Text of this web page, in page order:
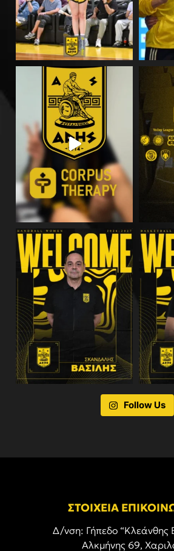
Follow Us
ΣΤΟΙΧΕΙΑ
Δ/νση: Γήπεδο “Κλεάνθης
Αλκμήνης 69,